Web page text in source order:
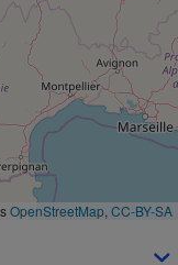
OpenStreetMap CC-BY-SA
Complément
alimentaire
emprunteur
Banque
électroménager -
Matelas
Mutuelle